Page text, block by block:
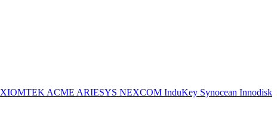
ACME ARIESYS NEXCOM InduKey Synocean Innodisk